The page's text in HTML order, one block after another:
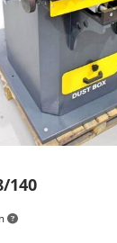
140